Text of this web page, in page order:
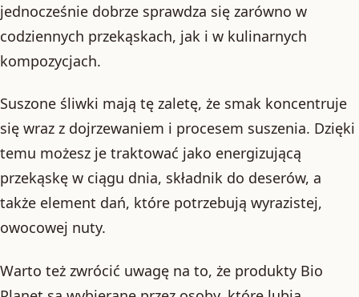
jednocześnie dobrze sprawdza się zarówno w
codziennych przekąskach, jak i w kulinarnych
kompozycjach.
Suszone śliwki mają tę zaletę, że smak koncentruje
się wraz z dojrzewaniem i procesem suszenia. Dzięki
temu możesz je traktować jako energizującą
przekąskę w ciągu dnia, składnik do deserów, a
także element dań, które potrzebują wyrazistej,
owocowej nuty.
Warto też zwrócić uwagę na to, że produkty Bio